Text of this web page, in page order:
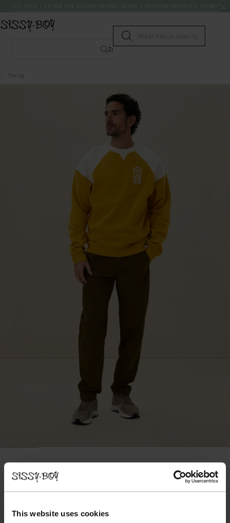
This website uses cookies
Submit search
Zoeken
Terug
- 60%
Donkergroene mid-rise chino broek
100.0040.00